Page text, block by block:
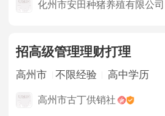
化州市安田种猪养殖有限公司
招高级管理理财打理
高州市 不限经验 高中学历
高州市古丁供销社